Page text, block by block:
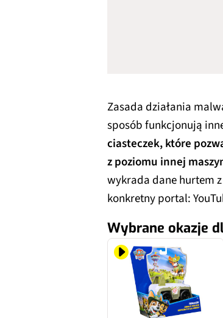
Zasada działania
sposób funkcjonują
ciasteczek, które
z poziomu innej
wykrada dane hurtem
konkretny portal:
Wybrane okazje